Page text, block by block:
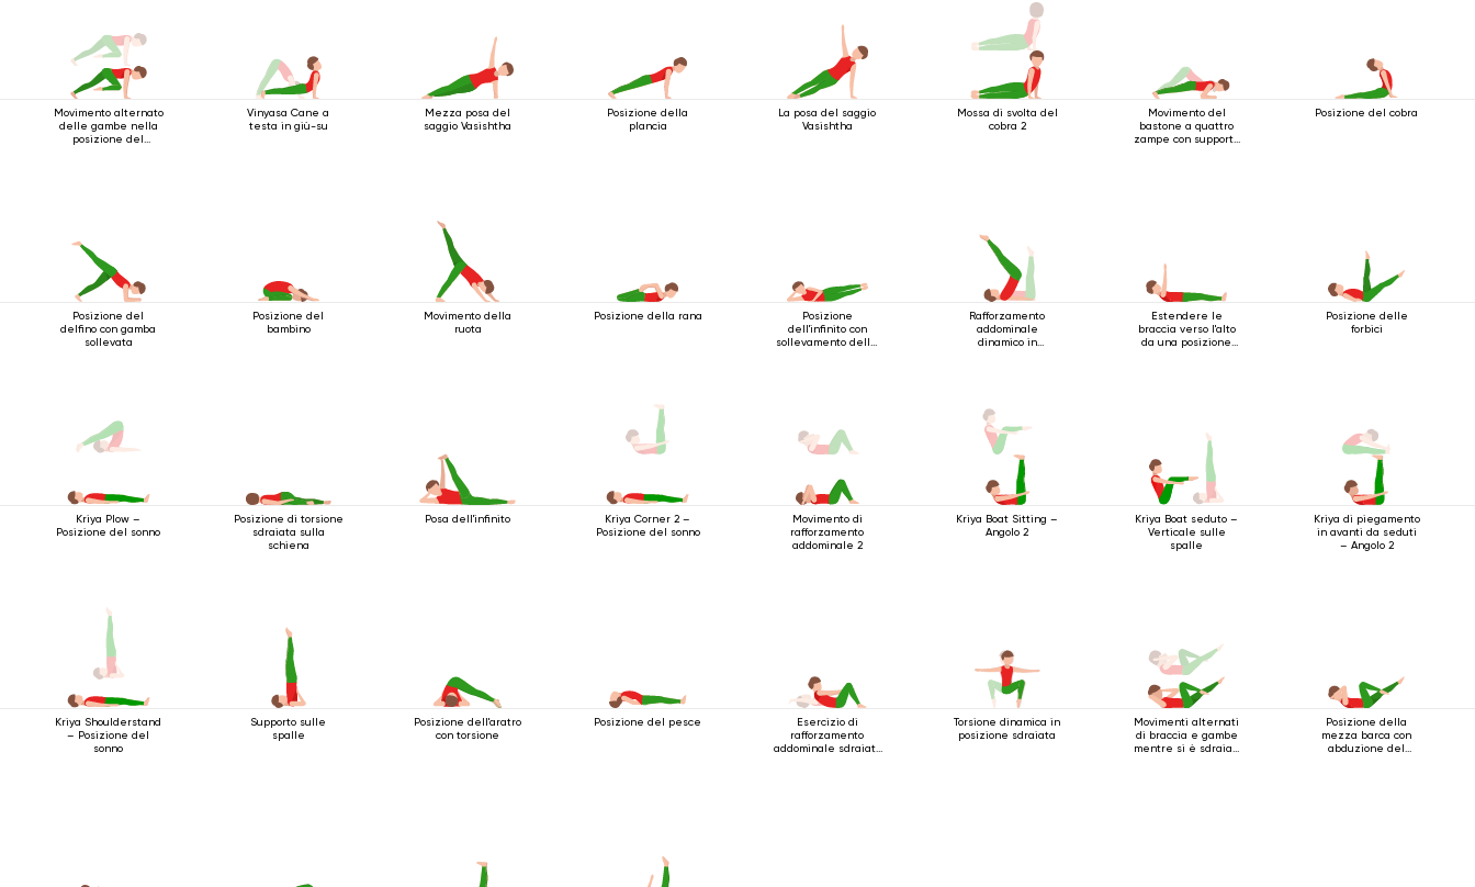
Movimento alternato
delle gambe nella
posizione del
Vinyasa Cane a
testa in giù-su
Mezza posa del
saggio Vasishtha
Posizione della
plancia
La posa del saggio
Vasishtha
Mossa di svolta del
cobra 2
Movimento del
bastone a quattro
zampe con supporto
Posizione del cobra
Posizione del
delfino con gamba
sollevata
Posizione del
bambino
Movimento della
ruota
Posizione della rana
Posizione
dell'infinito con
sollevamento delle
Rafforzamento
addominale
dinamico in
Estendere le
braccia verso l'alto
da una posizione
Posizione delle
forbici
Kriya Plow –
Posizione del sonno
Posizione di torsione
sdraiata sulla
schiena
Posa dell'infinito
Kriya Corner 2 –
Posizione del sonno
Movimento di
rafforzamento
addominale 2
Kriya Boat Sitting –
Angolo 2
Kriya Boat seduto –
Verticale sulle
spalle
Kriya di piegamento
in avanti da seduti
– Angolo 2
Kriya Shoulderstand
– Posizione del
sonno
Supporto sulle
spalle
Posizione dell'aratro
con torsione
Posizione del pesce
Esercizio di
rafforzamento
addominale sdraiato
Torsione dinamica in
posizione sdraiata
Movimenti alternati
di braccia e gambe
mentre si è sdraiati
Posizione della
mezza barca con
abduzione del